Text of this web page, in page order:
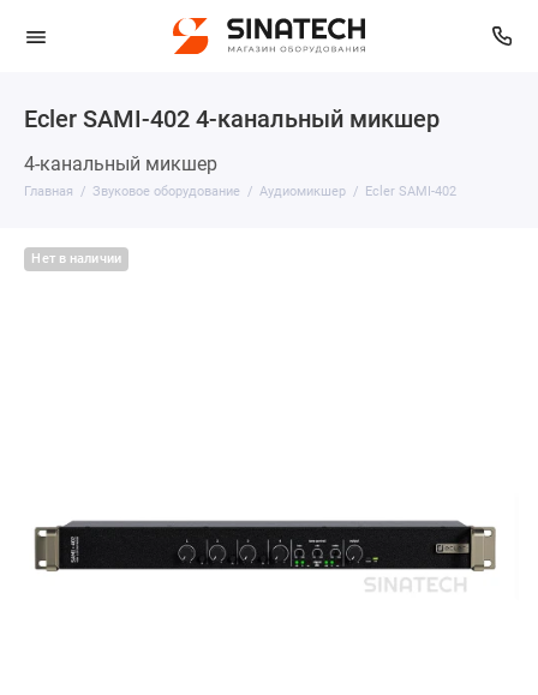
Ecler SAMI-402 4-канальный микшер
4-канальный микшер
Главная Звуковое оборудование Аудиомикшер Ecler SAMI-402
Нет в наличии